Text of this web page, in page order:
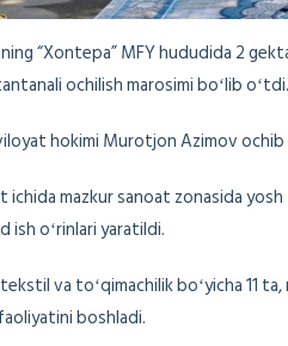
“Xontepa” MFY hududida 2
ochilish marosimi boʻlib oʻtdi.
hokimi Murotjon Azimov
ichida mazkur sanoat zonasida
ish oʻrinlari yaratildi.
va toʻqimachilik boʻyicha 11
boshladi.